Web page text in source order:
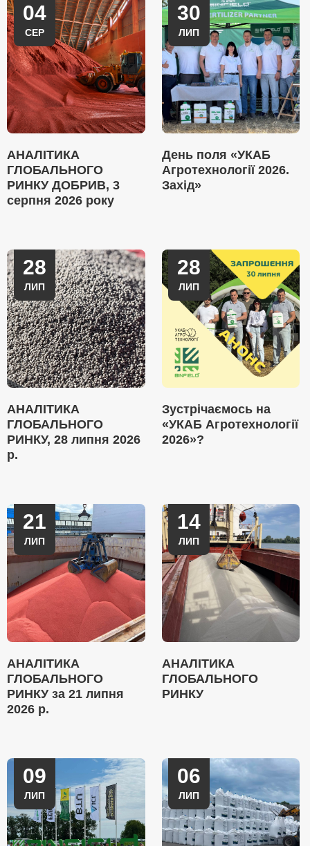
04
СЕР
АНАЛІТИКА
ГЛОБАЛЬНОГО
РИНКУ ДОБРИВ, 3
серпня 2026 року
30
ЛИП
День поля «УКАБ
Агротехнології 2026.
Захід»
28
ЛИП
АНАЛІТИКА
ГЛОБАЛЬНОГО
РИНКУ, 28 липня 2026
р.
28
ЛИП
Зустрічаємось на
«УКАБ Агротехнології
2026»?
21
ЛИП
АНАЛІТИКА
ГЛОБАЛЬНОГО
РИНКУ за 21 липня
2026 р.
14
ЛИП
АНАЛІТИКА
ГЛОБАЛЬНОГО
РИНКУ
09
ЛИП
06
ЛИП